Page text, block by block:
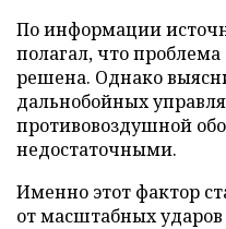
По информации
полагал, что
решена. Однако
дальнобойных
противовоздушной
недостаточными.
Именно этот фактор
от масштабных